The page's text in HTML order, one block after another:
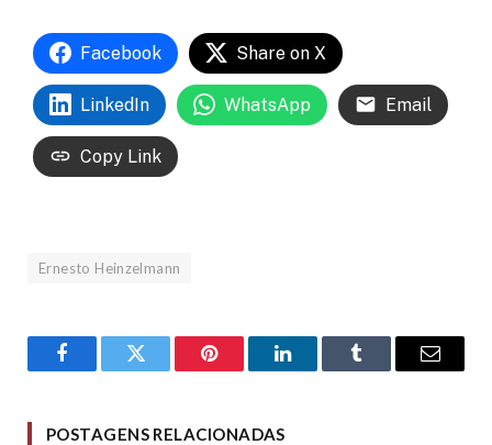
Facebook Share on X
LinkedIn WhatsApp Email
Copy Link
Ernesto Heinzelmann
FacebookTwitter Pinterest LinkedInTumblr Email
POSTAGENS RELACIONADAS